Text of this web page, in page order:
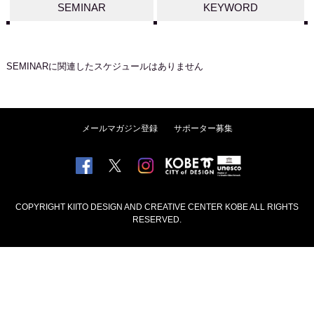
SEMINAR KEYWORD
SEMINARに関連したスケジュールはありません
メールマガジン登録 サポーター募集
COPYRIGHT KIITO DESIGN AND CREATIVE CENTER KOBE ALL RIGHTS
RESERVED.